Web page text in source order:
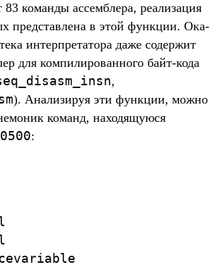
коман­ды ассем­бле­ра, реали­зация
пред­став­лена в этой фун­кции. Ока­
интер­пре­тато­ра даже содер­жит
для ком­пилиро­ван­ного байт‑кода
,
). Ана­лизи­руя эти фун­кции, мож­но
команд, находя­щуюся
: